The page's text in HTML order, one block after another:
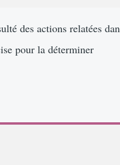
des actions relatées
pour la déterminer